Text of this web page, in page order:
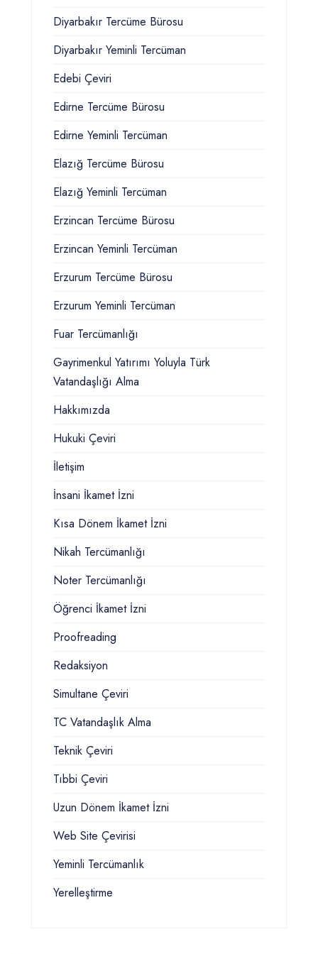
Diyarbakır Tercüme Bürosu
Diyarbakır Yeminli Tercüman
Edebi Çeviri
Edirne Tercüme Bürosu
Edirne Yeminli Tercüman
Elazığ Tercüme Bürosu
Elazığ Yeminli Tercüman
Erzincan Tercüme Bürosu
Erzincan Yeminli Tercüman
Erzurum Tercüme Bürosu
Erzurum Yeminli Tercüman
Fuar Tercümanlığı
Gayrimenkul Yatırımı Yoluyla Türk
Vatandaşlığı Alma
Hakkımızda
Hukuki Çeviri
İletişim
İnsani İkamet İzni
Kısa Dönem İkamet İzni
Nikah Tercümanlığı
Noter Tercümanlığı
Öğrenci İkamet İzni
Proofreading
Redaksiyon
Simultane Çeviri
TC Vatandaşlık Alma
Teknik Çeviri
Tıbbi Çeviri
Uzun Dönem İkamet İzni
Web Site Çevirisi
Yeminli Tercümanlık
Yerelleştirme